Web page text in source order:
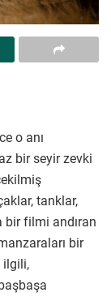
o anı
bir seyir zevki
tanklar,
bir filmi andıran
bir
ilgili,